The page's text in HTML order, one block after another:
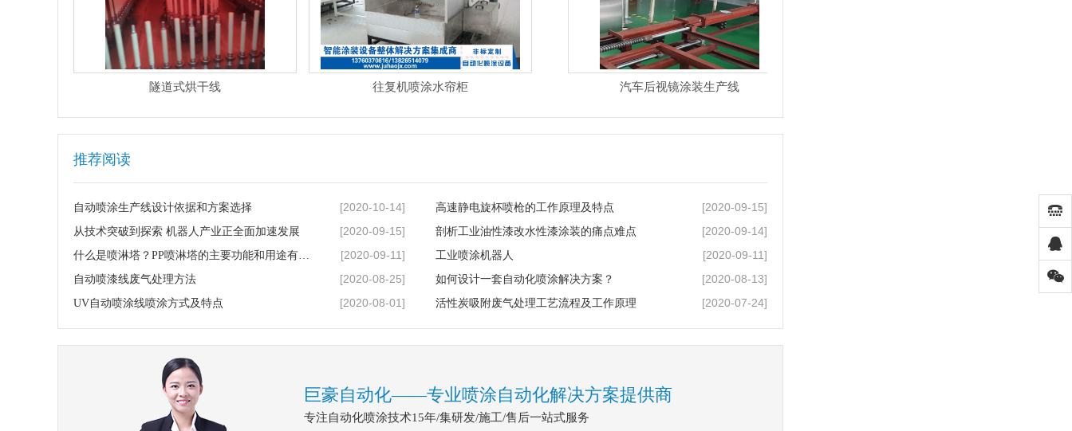
汽车后视镜涂装生产线
隧道式烘干线 往复机喷涂水帘柜
推荐阅读
自动喷涂生产线设计依据和方案选择 [2020-10-14] 高速静电旋杯喷枪的工作原理及特点 [2020-09-15]
从技术突破到探索 机器人产业正全面加速发展 [2020-09-15] 剖析工业油性漆改水性漆涂装的痛点难点 [2020-09-14]
什么是喷淋塔？PP喷淋塔的主要功能和用途有哪些？ [2020-09-11] 工业喷涂机器人 [2020-09-11]
自动喷漆线废气处理方法 [2020-08-25] 如何设计一套自动化喷涂解决方案？ [2020-08-13]
UV自动喷涂线喷涂方式及特点 [2020-08-01] 活性炭吸附废气处理工艺流程及工作原理 [2020-07-24]
巨豪自动化——专业喷涂自动化解决方案提供商
专注自动化喷涂技术15年/集研发/施工/售后一站式服务